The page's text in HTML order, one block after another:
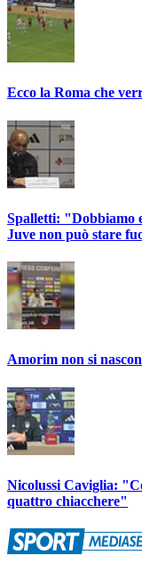
Ecco la Roma che
Spalletti: "Dobbiamo
Juve non può stare
Amorim non si
Nicolussi Caviglia:
quattro chiacchere"